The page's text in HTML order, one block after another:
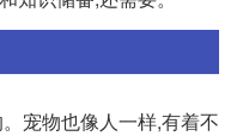
宠物也像人一样,有着不